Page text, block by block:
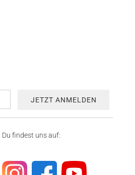
Du findest uns auf: